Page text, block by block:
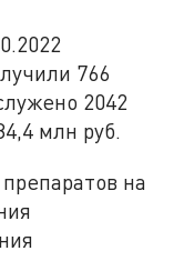
766
2042
млн руб.
на